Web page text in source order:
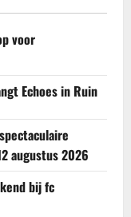
voor
Echoes in Ruin
augustus 2026
bij fc